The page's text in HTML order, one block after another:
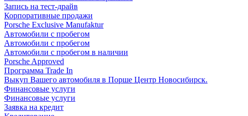
Запись на тест-драйв
Корпоративные продажи
Porsche Exclusive Manufaktur
Автомобили с пробегом
Автомобили с пробегом
Автомобили с пробегом в наличии
Porsche Approved
Программа Trade In
Выкуп Вашего автомобиля в Порше Центр Новосибирск.
Финансовые услуги
Финансовые услуги
Заявка на кредит